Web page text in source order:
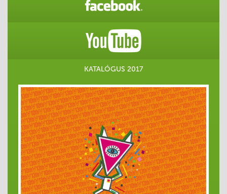
KATALÓGUS 2017